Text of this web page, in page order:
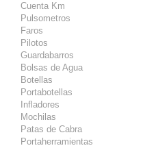
Cuenta Km
Pulsometros
Faros
Pilotos
Guardabarros
Bolsas de Agua
Botellas
Portabotellas
Infladores
Mochilas
Patas de Cabra
Portaherramientas